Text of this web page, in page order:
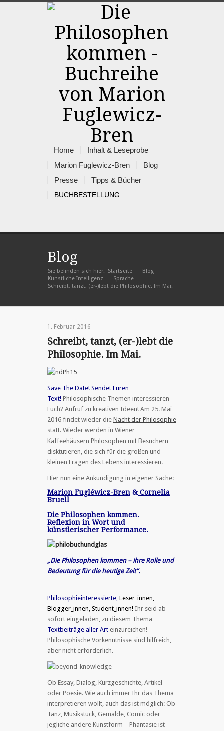
Home
Inhalt & Leseprobe
Marion Fuglewicz-Bren
Blog
Presse
Tipps & Bücher
BUCHBESTELLUNG
Blog
Sie befinden sich hier: Startseite »
Blog
Künstliche Intelligenz
»
Sprache
Schreibt, tanzt, (er-)lebt die Philosophie. Im Mai.
1. Februar 2016
Schreibt, tanzt, (er-)lebt die
Philosophie. Im Mai.
Save The Date! Sendet Euren
Text! Philosophische Themen interessieren
Euch? Aufruf zu kreativen Ideen! Am 25. Mai
2016 findet wieder die Nacht der Philosophie
statt. Wieder werden in Wiener
Kaffeehäusern Philosophen mit Besuchern
disktutieren, die sich für die großen und
kleinen Fragen des Lebens interessieren.
Hier nun eine Ankündigung in eigener Sache:
Marion Fugléwicz-Bren & Cornelia
Bruell
Die Philosophen kommen.
Reflexion in Wort und
künstlerischer Performance.
„Die Philosophen kommen – ihre Rolle und
Bedeutung für die heutige Zeit“.
Philosophieinteressierte, Leser_innen,
Blogger_innen, Student_innen! Ihr seid ab
sofort eingeladen, zu diesem Thema
Textbeiträge aller Art einzureichen!
Philosophische Vorkenntnisse sind hilfreich,
aber nicht erforderlich.
Ob Essay, Dialog, Kurzgeschichte, Artikel
oder Poesie. Wie auch immer Ihr das Thema
interpretieren wollt, auch das ist möglich: Ob
Tanz, Musikstück, Gemälde, Comic oder
jegliche andere Kunstform – Phantasie ist